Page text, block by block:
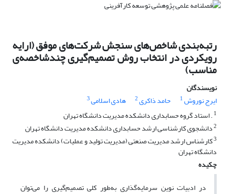
رتبه‌بندی شاخص‌های سنجش شرکت‌های موفق (ارایه
رویکردی در انتخاب روش تصمیم‌گیری چندشاخصه‌ی
مناسب)
نویسندگان
ایرج نوروش1 حامد ذاکری2 هادی اسلامی3
1 . استاد گروه حسابداری دانشکده مدیریت دانشگاه تهران
2دانشجوی کارشناسی ارشد حسابداری دانشکده مدیریت دانشگاه تهران
3کارشناس ارشد مدیریت صنعتی (مدیریت تولید و عملیات) دانشکده مدیریت
دانشگاه تهران
چکیده
در ادبیات نوین سرمایه‌گذاری به‌طور کلی تصمیم‌گیری را می‌توان